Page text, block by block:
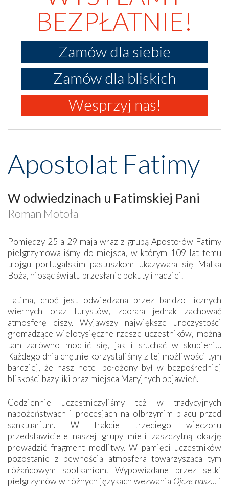
BEZPŁATNIE!
Zamów dla siebie
Zamów dla bliskich
Wesprzyj nas!
Apostolat Fatimy
W odwiedzinach u Fatimskiej Pani
Roman Motoła
Pomiędzy 25 a 29 maja wraz z grupą Apostołów Fatimy
pielgrzymowaliśmy do miejsca, w którym 109 lat temu
trojgu portugalskim pastuszkom ukazywała się Matka
Boża, niosąc światu przesłanie pokuty i nadziei.
Fatima, choć jest odwiedzana przez bardzo licznych
wiernych oraz turystów, zdołała jednak zachować
atmosferę ciszy. Wyjąwszy największe uroczystości
gromadzące wielotysięczne rzesze uczestników, można
tam zarówno modlić się, jak i słuchać w skupieniu.
Każdego dnia chętnie korzystaliśmy z tej możliwości tym
bardziej, że nasz hotel położony był w bezpośredniej
bliskości bazyliki oraz miejsca Maryjnych objawień.
Codziennie uczestniczyliśmy też w tradycyjnych
nabożeństwach i procesjach na olbrzymim placu przed
sanktuarium. W trakcie trzeciego wieczoru
przedstawiciele naszej grupy mieli zaszczytną okazję
prowadzić fragment modlitwy. W pamięci uczestników
pozostanie z pewnością atmosfera towarzysząca tym
różańcowym spotkaniom. Wypowiadane przez setki
pielgrzymów w różnych językach wezwania Ojcze nasz… i